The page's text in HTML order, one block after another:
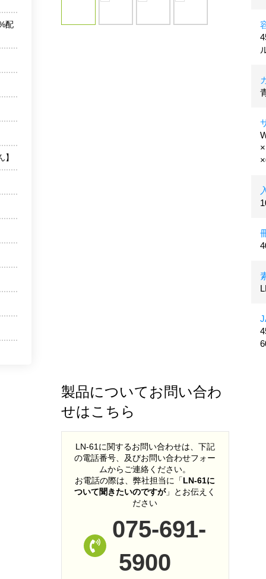
製品についてお問い合わ
せはこちら
LN-61に関するお問い合わせは、下記
の電話番号、及びお問い合わせフォー
ムからご連絡ください。
お電話の際は、弊社担当に「LN-61に
ついて聞きたいのですが」とお伝えく
ださい
075-691-
5900
配